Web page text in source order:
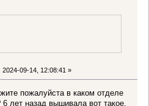
2024-09-14, 12:08:41 »
пожалуйста в каком отделе
6 лет назад вышивала вот такое,